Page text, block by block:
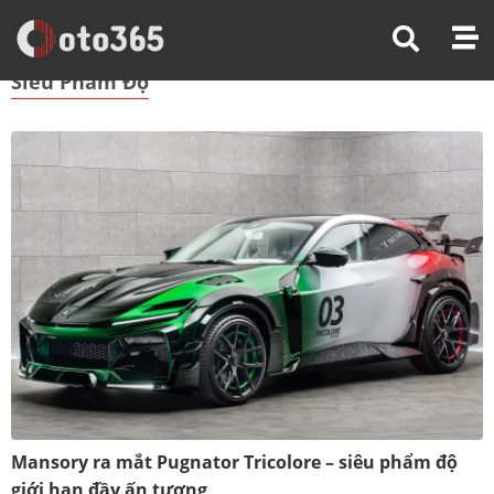
Trang Chủ Siêu Phẩm Độ
Siêu Phẩm Độ
Mansory ra mắt Pugnator Tricolore – siêu phẩm độ